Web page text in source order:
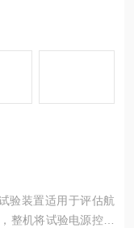
验装置适用于评估航
整机将试验电源控制